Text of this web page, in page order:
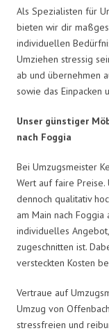
Als Spezialisten für
bieten wir dir
individuellen
Umziehen stressig
ab und übernehmen
sowie das Einpacken
Unser günstiger
nach Foggia
Bei Umzugsmeister
Wert auf faire Preise.
dennoch qualitativ
am Main nach
individuelles
zugeschnitten ist.
versteckten Kosten
Vertraue auf
Umzug von
stressfreien und